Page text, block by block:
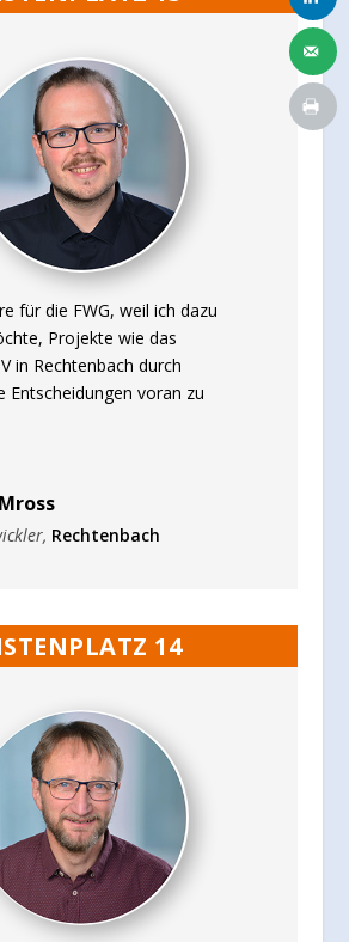
für die FWG, weil ich dazu
Projekte wie das
in Rechtenbach durch
Entscheidungen voran zu
, Rechtenbach
14